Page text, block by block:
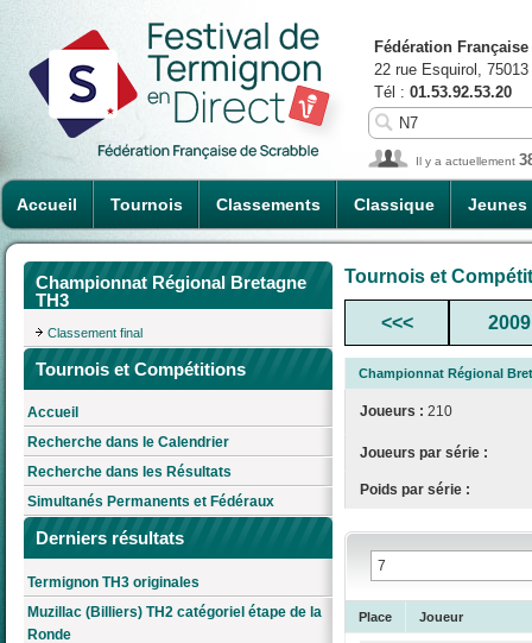
Accueil Tournois Classements Classique Jeunes
Fédération
22 rue Esquirol,
Tél : 01.53.92.53.20
Il y a actuellement
Championnat Régional Bretagne
TH3
Classement final
Tournois et Compétitions
Accueil
Recherche dans le Calendrier
Recherche dans les Résultats
Simultanés Permanents et Fédéraux
Derniers résultats
Termignon TH3 originales
Muzillac (Billiers) TH2 catégoriel étape de la
Ronde
Tournois et
<<< 2009
Championnat Régional
Joueurs : 210
Joueurs par série :
Poids par série :
Place Joueur